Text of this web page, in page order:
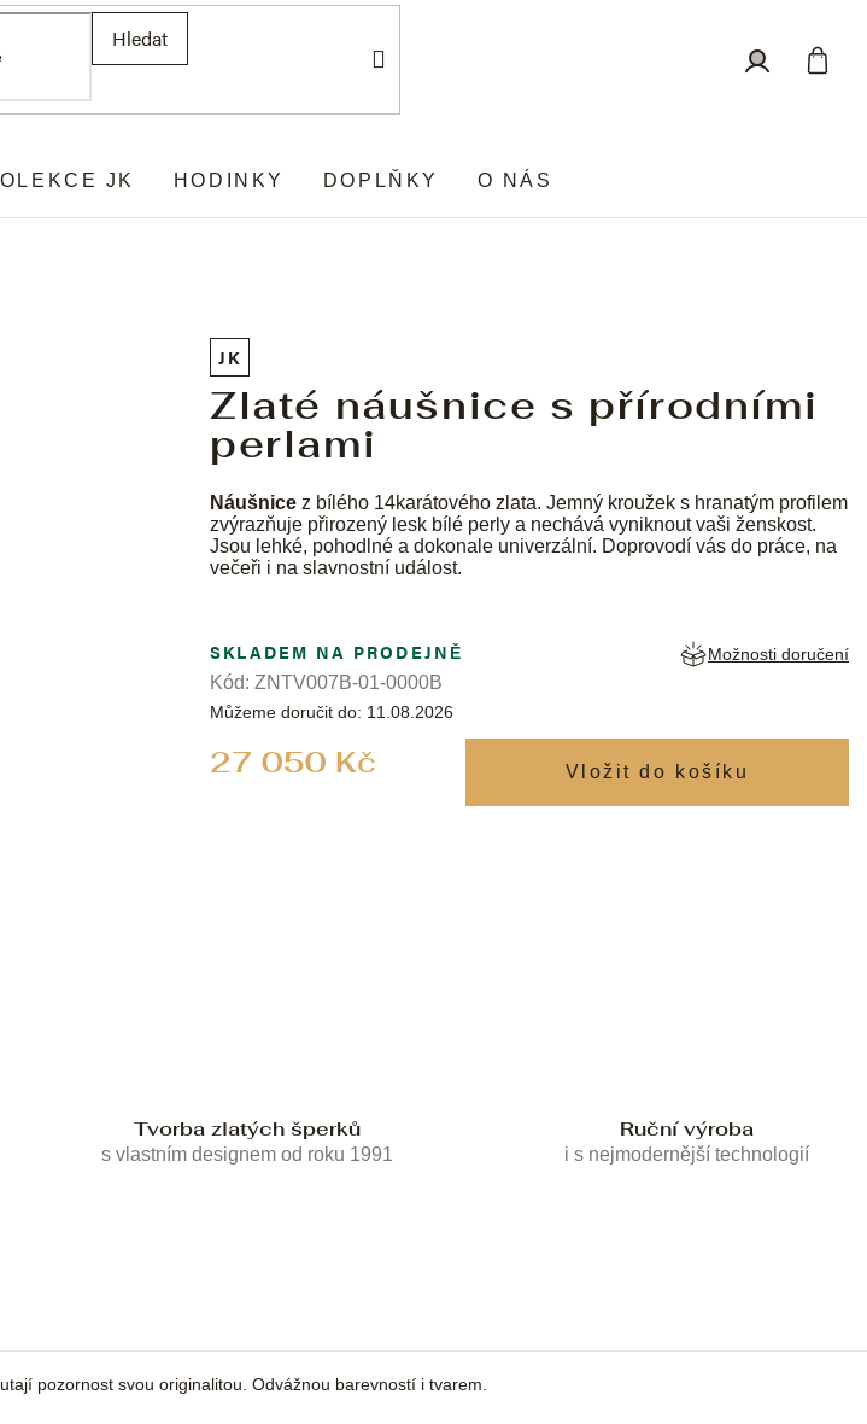
Hledat
JK HODINKY DOPLŇKY O NÁS
JK
Zlaté náušnice s přírodními
perlami
Náušnice z bílého 14karátového zlata. Jemný kroužek s hranatým profilem
zvýrazňuje přirozený lesk bílé perly a nechává vyniknout vaši ženskost.
Jsou lehké, pohodlné a dokonale univerzální. Doprovodí vás do práce, na
večeři i na slavnostní událost.
27 050 Kč
SKLADEM NA PRODEJNĚ
Můžeme doručit do: 11.08.2026
Možnosti doručení
Kód: ZNTV007B-01-0000B
Tvorba zlatých šperků
s vlastním designem od roku 1991
Ruční výroba
i s nejmodernější technologií
pozornost svou originalitou. Odvážnou barevností i tvarem.